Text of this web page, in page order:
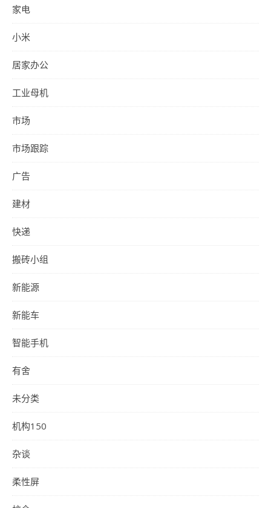
家电
小米
居家办公
工业母机
市场
市场跟踪
广告
建材
快递
搬砖小组
新能源
新能车
智能手机
有舍
未分类
机构150
杂谈
柔性屏